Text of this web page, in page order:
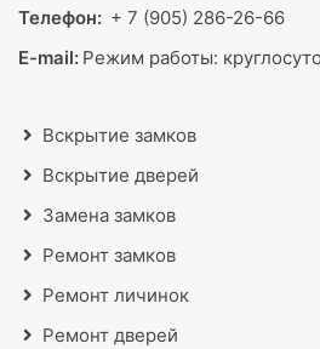
Телефон: + 7 (905) 286-26-66
E-mail: Режим работы:
Вскрытие замков
Вскрытие дверей
Замена замков
Ремонт замков
Ремонт личинок
Ремонт дверей